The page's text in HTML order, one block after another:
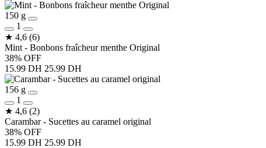
150 g
1
★ 4,6 (6)
Mint - Bonbons fraîcheur menthe Original
38% OFF
15.99 DH 25.99 DH
156 g
1
★ 4,6 (2)
Carambar - Sucettes au caramel original
38% OFF
15.99 DH 25.99 DH